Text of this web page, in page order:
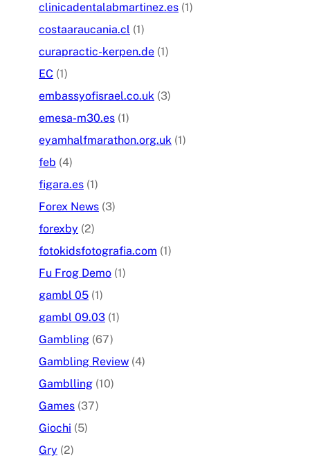
clinicadentalabmartinez.es (1)
costaaraucania.cl (1)
curapractic-kerpen.de (1)
EC (1)
embassyofisrael.co.uk (3)
emesa-m30.es (1)
eyamhalfmarathon.org.uk (1)
feb (4)
figara.es (1)
Forex News (3)
forexby (2)
fotokidsfotografia.com (1)
Fu Frog Demo (1)
gambl 05 (1)
gambl 09.03 (1)
Gambling (67)
Gambling Review (4)
Gamblling (10)
Games (37)
Giochi (5)
Gry (2)